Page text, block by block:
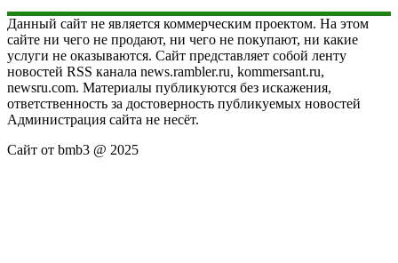
Данный сайт не является коммерческим проектом. На этом
сайте ни чего не продают, ни чего не покупают, ни какие
услуги не оказываются. Сайт представляет собой ленту
новостей RSS канала news.rambler.ru, kommersant.ru,
newsru.com. Материалы публикуются без искажения,
ответственность за достоверность публикуемых новостей
Администрация сайта не несёт.
Сайт от bmb3 @ 2025